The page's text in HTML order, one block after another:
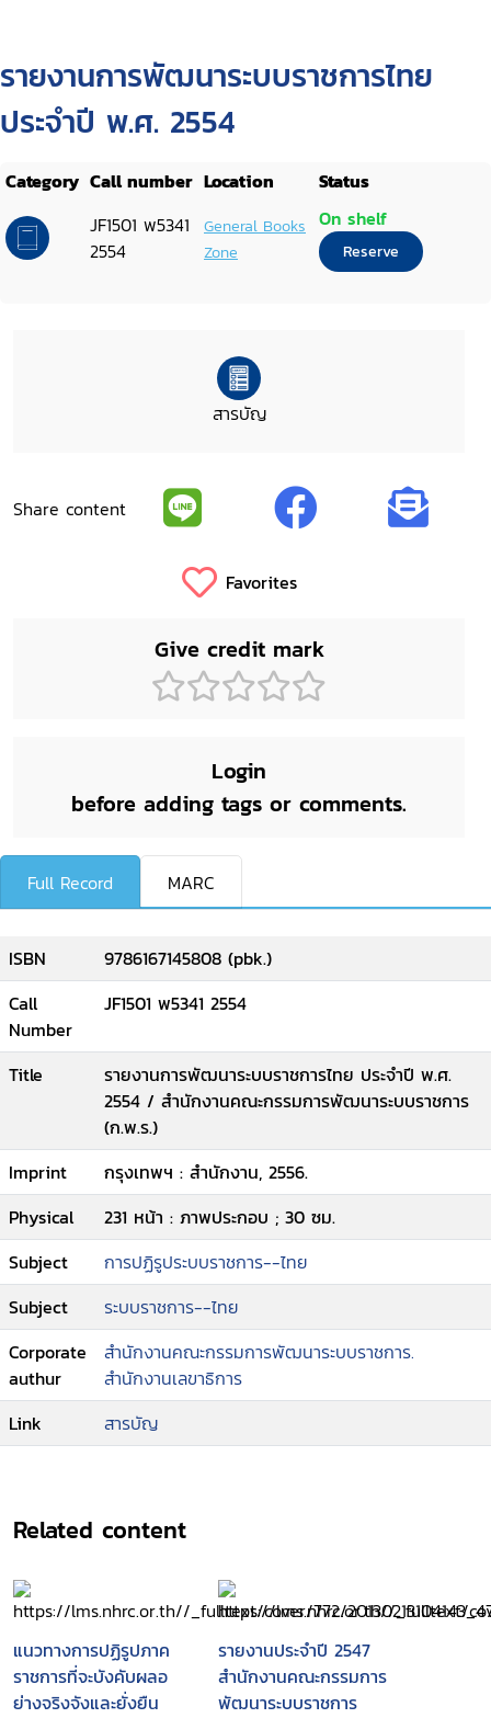
รายงานการพัฒนาระบบราชการไทย
ประจำปี พ.ศ. 2554
Category Call number Location
Status
JF1501 พ5341
2554
General Books
Zone
On shelf
Reserve
สารบัญ
Share content
Favorites
Give credit mark
Login
before adding tags or comments.
Full Record MARC
ISBN
9786167145808 (pbk.)
Call
Number
JF1501 พ5341 2554
Title
รายงานการพัฒนาระบบราชการไทย ประจำปี พ.ศ.
2554 / สำนักงานคณะกรรมการพัฒนาระบบราชการ
(ก.พ.ร.)
Imprint
กรุงเทพฯ : สำนักงาน, 2556.
Physical
231 หน้า : ภาพประกอบ ; 30 ซม.
Subject
การปฏิรูประบบราชการ--ไทย
Subject
ระบบราชการ--ไทย
Corporate
authur
สำนักงานคณะกรรมการพัฒนาระบบราชการ.
สำนักงานเลขาธิการ
Link
สารบัญ
Related content
แนวทางการปฏิรูปภาค
ราชการที่จะบังคับผลอ
ย่างจริงจังและยั่งยืน
รายงานประจำปี 2547
สำนักงานคณะกรรมการ
พัฒนาระบบราชการ